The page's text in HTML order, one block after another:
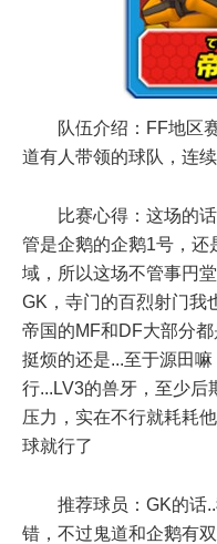
队伍介绍：FF地区
道有人带领的球队，连
比赛心得：这场的
管是企鹅的企鹅1号，还
域，所以这场不管事円
GK，寺门的百烈射门我
帝国的MF和DF大部分
挺烦的还是...至于源田
行...LV3的兽牙，至少后
压力，实在不行就耗耗
球就行了
推荐球员：GK的话
错，不过鬼道和企鹅有